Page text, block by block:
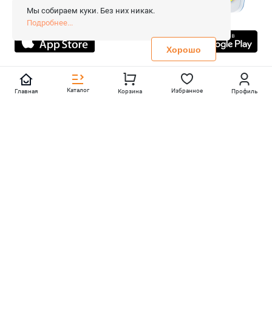
Сопровождение сайта
- Вебформат.
Все права защищены.
Не является публичной офертой
Политика конфиденциальности
Главная Каталог Корзина Избранное Профиль
Мы собираем куки. Без них никак.
Подробнее...
Хорошо